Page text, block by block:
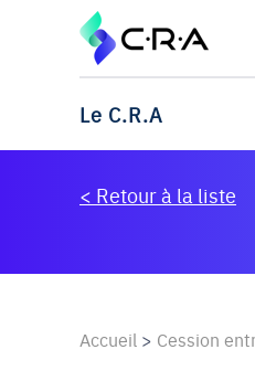
Le C.R.A
< Retour à la liste
Accueil > Cession